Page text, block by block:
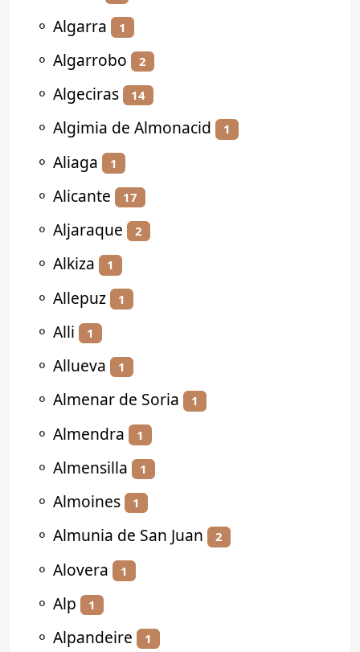
⚬ Algarra 1
⚬ Algarrobo 2
⚬ Algeciras 14
⚬ Algimia de Almonacid 1
⚬ Aliaga 1
⚬ Alicante 17
⚬ Aljaraque 2
⚬ Alkiza 1
⚬ Allepuz 1
⚬ Alli 1
⚬ Allueva 1
⚬ Almenar de Soria 1
⚬ Almendra 1
⚬ Almensilla 1
⚬ Almoines 1
⚬ Almunia de San Juan 2
⚬ Alovera 1
⚬ Alp 1
⚬ Alpandeire 1